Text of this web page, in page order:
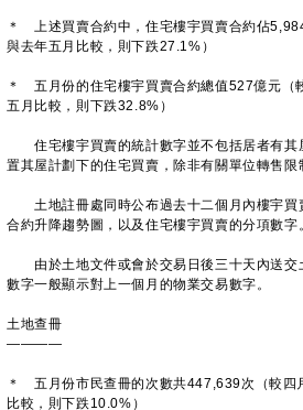
＊ 上述買賣合約中，住宅樓宇買賣合約佔
與去年五月比較，則下跌27.1%）
＊ 五月份的住宅樓宇買賣合約總值527億元（
五月比較，則下跌32.8%）
住宅樓宇買賣的統計數字並不包括居者有其
置其屋計劃下的住宅買賣，除非有關單位轉售限
土地註冊處同時公布過去十二個月內樓宇買
合約升降趨勢圖，以及住宅樓宇買賣的分項數字
由於土地文件或會於交易日後三十天內送交
數字一般顯示對上一個月的物業交易數字。
土地查冊
————
＊ 五月份市民查冊的次數共447,639次（較四
比較，則下跌10.0%）